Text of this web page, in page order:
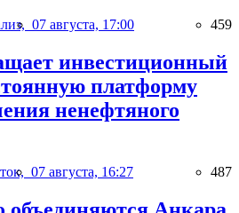
07 августа, 17:00 459
инвестиционный
платформу
ненефтяного
07 августа, 16:27 487